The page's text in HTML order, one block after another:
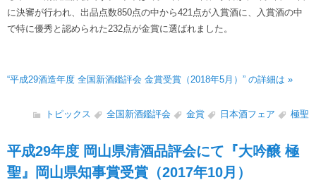
に決審が行われ、出品点数850点の中から421点が入賞酒に、入賞酒の中
で特に優秀と認められた232点が金賞に選ばれました。
“平成29酒造年度 全国新酒鑑評会 金賞受賞（2018年5月）” の詳細は »
トピックス 全国新酒鑑評会 金賞 日本酒フェア 極聖
平成29年度 岡山県清酒品評会にて『大吟醸 極
聖』岡山県知事賞受賞（2017年10月）